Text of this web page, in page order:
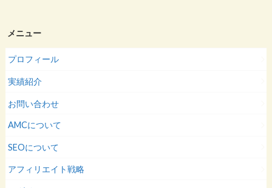
メニュー
プロフィール
実績紹介
お問い合わせ
AMCについて
SEOについて
アフィリエイト戦略